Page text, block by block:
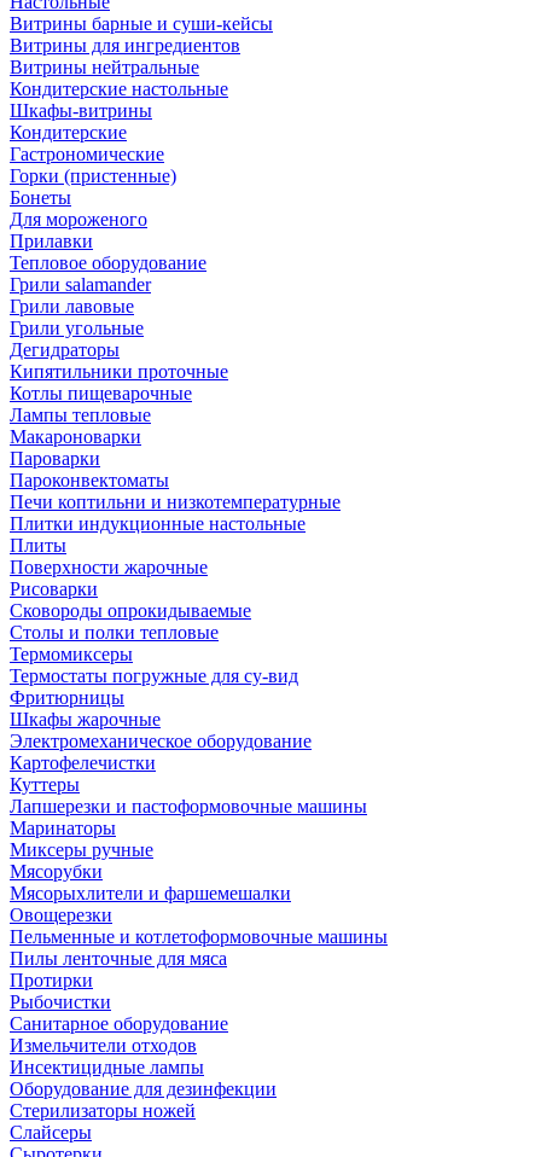
Витрины барные и суши-кейсы
Витрины для ингредиентов
Витрины нейтральные
Кондитерские настольные
Шкафы-витрины
Кондитерские
Гастрономические
Горки (пристенные)
Бонеты
Для мороженого
Прилавки
Тепловое оборудование
Грили salamander
Грили лавовые
Грили угольные
Дегидраторы
Кипятильники проточные
Котлы пищеварочные
Лампы тепловые
Макароноварки
Пароварки
Пароконвектоматы
Печи коптильни и низкотемпературные
Плитки индукционные настольные
Плиты
Поверхности жарочные
Рисоварки
Сковороды опрокидываемые
Столы и полки тепловые
Термомиксеры
Термостаты погружные для су-вид
Фритюрницы
Шкафы жарочные
Электромеханическое оборудование
Картофелечистки
Куттеры
Лапшерезки и пастоформовочные машины
Маринаторы
Миксеры ручные
Мясорубки
Мясорыхлители и фаршемешалки
Овощерезки
Пельменные и котлетоформовочные машины
Пилы ленточные для мяса
Протирки
Рыбочистки
Санитарное оборудование
Измельчители отходов
Инсектицидные лампы
Оборудование для дезинфекции
Стерилизаторы ножей
Слайсеры